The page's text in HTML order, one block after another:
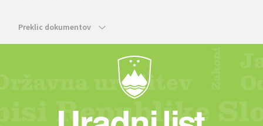
Preklic dokumentov